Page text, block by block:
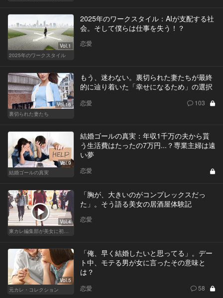
Vol.1
2025年のワークスタイル
2025年のワークスタイル：AIが支配する社
会。そして僕らは仕事を失う！？
恋愛
Vol.16
裏切られた妻たち
もう、迷わない。裏切られた妻たちが最終
的に辿り着いた「幸せになるため」の選択
恋愛 103
Vol.9
結婚ゴールの真実
結婚ゴールの真実：年収1千万の夫から貰
う生活費はたったの7万円...？専業主婦は遠
い夢
恋愛
Vol.4
「胸が、大きいのがコンプレックスだっ
た」。そう語る美女の居酒屋体験記
恋愛
Vol.5
元カレ・コレクション
「俺、早く結婚したいと思ってる」。デー
ト中、モテる男が女に言ったその意味と
は？
恋愛 58